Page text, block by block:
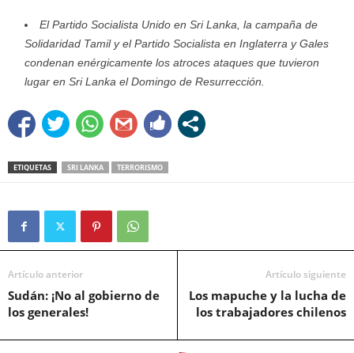
El Partido Socialista Unido en Sri Lanka, la campaña de
Solidaridad Tamil y el Partido Socialista en Inglaterra y Gales
condenan enérgicamente los atroces ataques que tuvieron
lugar en Sri Lanka el Domingo de Resurrección.
ETIQUETAS SRI LANKA TERRORISMO
Artículo anterior
Sudán: ¡No al gobierno de
los generales!
Artículo siguiente
Los mapuche y la lucha de
los trabajadores chilenos